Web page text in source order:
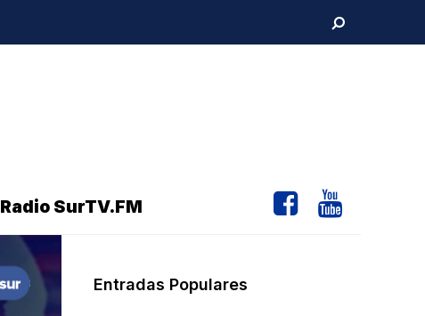
Radio SurTV.FM
Entradas Populares